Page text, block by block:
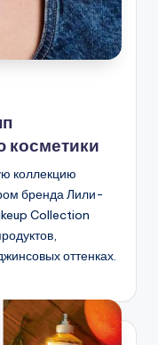
косметики
коллекцию
бренда Лили-
Collection
оттенках.